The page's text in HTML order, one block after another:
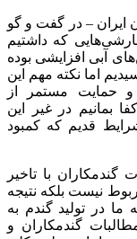
ایران – در گفت و گو
که داشتیم
آبی افزایشی بوده
اما نکته مهم این
و حمایت مستمر از
بمانیم در غیر این
قدیم که کمبود
با تاخیر
نیست بلکه نتیجه
در تولید گندم به
گندمکاران و